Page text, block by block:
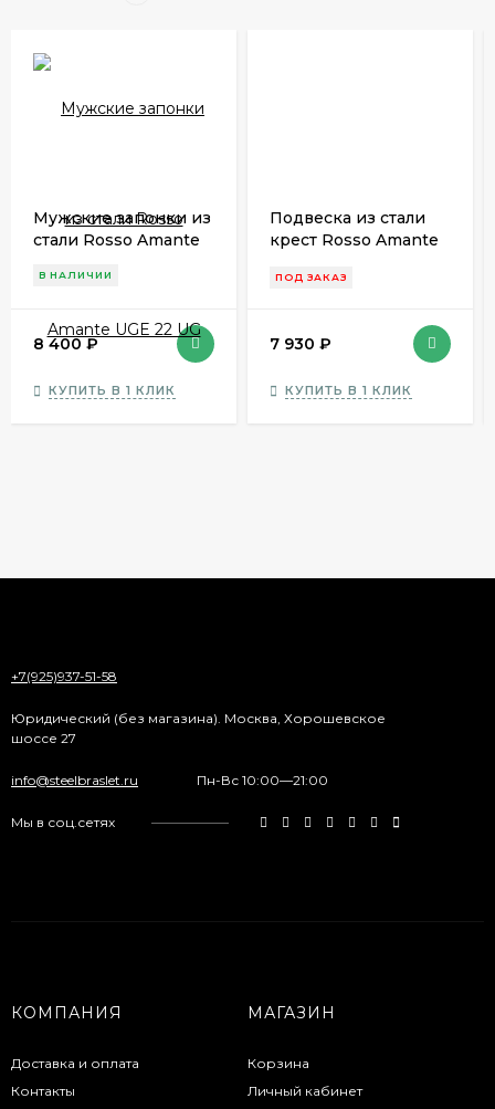
Мужские запонки из
стали Rosso Amante
В НАЛИЧИИ
8 400₽
КУПИТЬ В 1 КЛИК
Подвеска из стали
крест Rosso Amante
ПОД ЗАКАЗ
7 930 ₽
КУПИТЬ В 1 КЛИК
+7(925)937-51-58
Юридический (без магазина). Москва, Хорошевское
шоссе 27
info@steelbraslet.ru Пн-Вс 10:00—21:00
Мы в соц.сетях
КОМПАНИЯ
Доставка и оплата
Контакты
МАГАЗИН
Корзина
Личный кабинет